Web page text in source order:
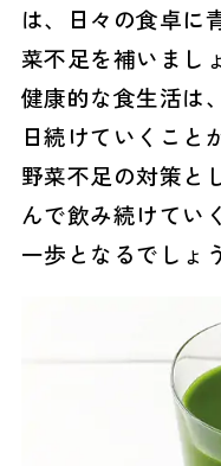
は、日々の食卓に
菜不足を補いまし
健康的な食生活は
日続けていくこと
野菜不足の対策と
んで飲み続けてい
一歩となるでしょう